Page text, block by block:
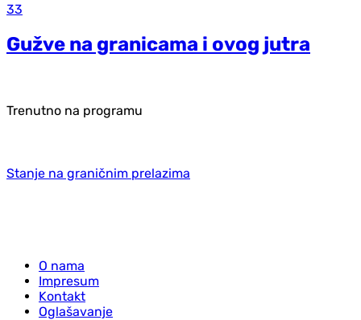
33
Gužve na granicama i ovog jutra
Trenutno na programu
Stanje na graničnim prelazima
O nama
Impresum
Kontakt
Oglašavanje